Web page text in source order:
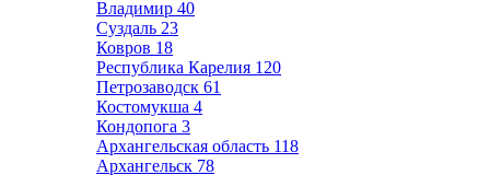
Владимир 40
Суздаль 23
Ковров 18
Республика Карелия 120
Петрозаводск 61
Костомукша 4
Кондопога 3
Архангельская область 118
Архангельск 78